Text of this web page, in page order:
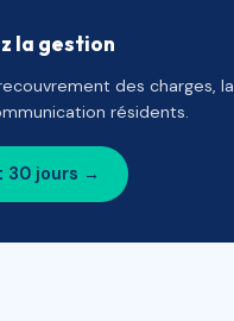
la gestion
des charges, la
résidents.
30 jours →